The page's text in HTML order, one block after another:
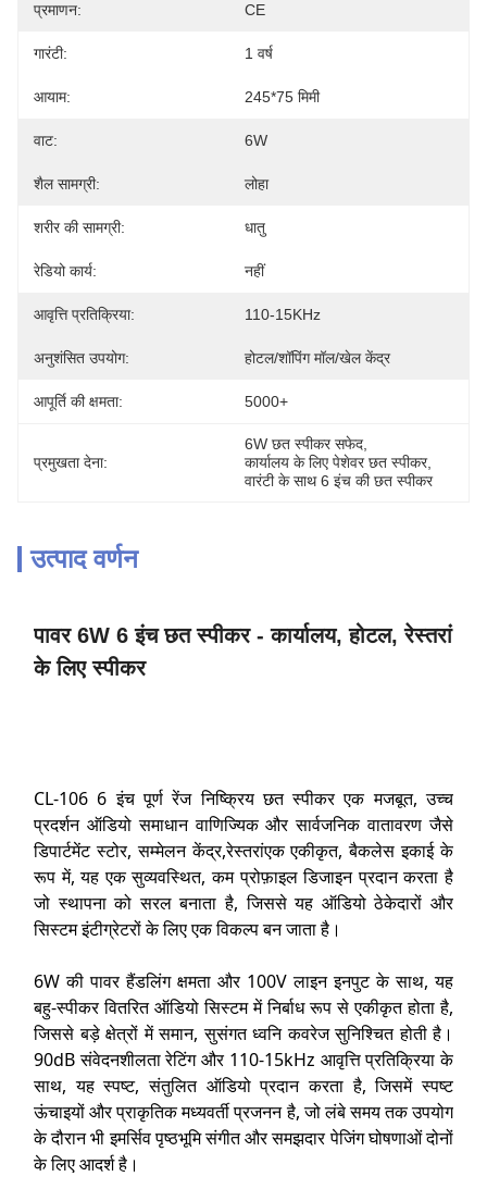
प्रमाणन: CE
गारंटी: 1 वर्ष
आयाम: 245*75 मिमी
वाट: 6W
शैल सामग्री: लोहा
शरीर की सामग्री: धातु
रेडियो कार्य: नहीं
आवृत्ति प्रतिक्रिया: 110-15KHz
अनुशंसित उपयोग: होटल/शॉपिंग मॉल/खेल केंद्र
आपूर्ति की क्षमता: 5000+
प्रमुखता देना:
6W छत स्पीकर सफेद
कार्यालय के लिए पेशेवर छत स्पीकर,
वारंटी के साथ 6 इंच की छत स्पीकर
उत्पाद वर्णन
पावर 6W 6 इंच छत स्पीकर - कार्यालय, होटल, रेस्तरां
के लिए स्पीकर
CL-106 6 इंच पूर्ण रेंज निष्क्रिय छत स्पीकर एक मजबूत, उच्च
प्रदर्शन ऑडियो समाधान वाणिज्यिक और सार्वजनिक वातावरण जैसे
डिपार्टमेंट स्टोर, सम्मेलन केंद्र,रेस्तरांएक एकीकृत, बैकलेस इकाई के
रूप में, यह एक सुव्यवस्थित, कम प्रोफ़ाइल डिजाइन प्रदान करता है
जो स्थापना को सरल बनाता है, जिससे यह ऑडियो ठेकेदारों और
सिस्टम इंटीग्रेटरों के लिए एक विकल्प बन जाता है।
6W की पावर हैंडलिंग क्षमता और 100V लाइन इनपुट के साथ, यह
बहु-स्पीकर वितरित ऑडियो सिस्टम में निर्बाध रूप से एकीकृत होता है,
जिससे बड़े क्षेत्रों में समान, सुसंगत ध्वनि कवरेज सुनिश्चित होती है।
90dB संवेदनशीलता रेटिंग और 110-15kHz आवृत्ति प्रतिक्रिया के
साथ, यह स्पष्ट, संतुलित ऑडियो प्रदान करता है, जिसमें स्पष्ट
ऊंचाइयों और प्राकृतिक मध्यवर्ती प्रजनन है, जो लंबे समय तक उपयोग
के दौरान भी इमर्सिव पृष्ठभूमि संगीत और समझदार पेजिंग घोषणाओं दोनों
के लिए आदर्श है।